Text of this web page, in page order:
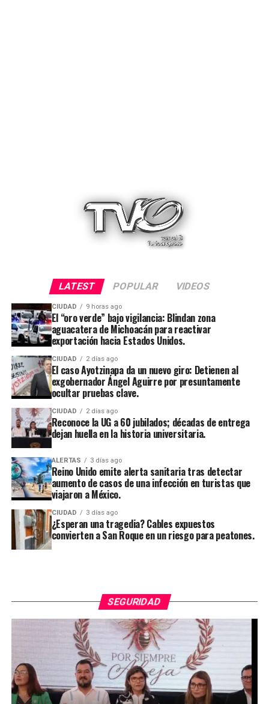
LATEST POPULAR VIDEOS
CIUDAD 9 horas ago
El “oro verde” bajo vigilancia: Blindan zona
aguacatera de Michoacán para reactivar
exportación hacia Estados Unidos.
CIUDAD 2 días ago
El caso Ayotzinapa da un nuevo giro: Detienen al
exgobernador Ángel Aguirre por presuntamente
ocultar pruebas clave.
CIUDAD 2 días ago
Reconoce la UG a 60 jubilados; décadas de entrega
dejan huella en la historia universitaria.
ALERTAS 3 días ago
Reino Unido emite alerta sanitaria tras detectar
aumento de casos de una infección en turistas que
viajaron a México.
CIUDAD 3 días ago
¿Esperan una tragedia? Cables expuestos
convierten a San Roque en un riesgo para peatones.
SEGURIDAD